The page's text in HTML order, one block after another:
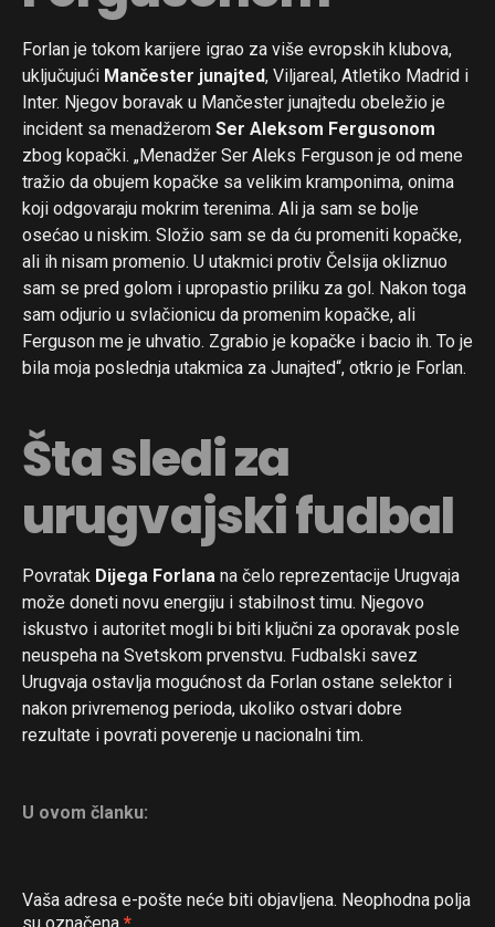
Forlan je tokom karijere igrao za više evropskih klubova,
uključujući Mančester junajted, Viljareal, Atletiko Madrid i
Inter. Njegov boravak u Mančester junajtedu obeležio je
incident sa menadžerom Ser Aleksom Fergusonom
zbog kopački. „Menadžer Ser Aleks Ferguson je od mene
tražio da obujem kopačke sa velikim kramponima, onima
koji odgovaraju mokrim terenima. Ali ja sam se bolje
osećao u niskim. Složio sam se da ću promeniti kopačke,
ali ih nisam promenio. U utakmici protiv Čelsija okliznuo
sam se pred golom i upropastio priliku za gol. Nakon toga
sam odjurio u svlačionicu da promenim kopačke, ali
Ferguson me je uhvatio. Zgrabio je kopačke i bacio ih. To je
bila moja poslednja utakmica za Junajted“, otkrio je Forlan.
Šta sledi za
urugvajski fudbal
Povratak Dijega Forlana na čelo reprezentacije Urugvaja
može doneti novu energiju i stabilnost timu. Njegovo
iskustvo i autoritet mogli bi biti ključni za oporavak posle
neuspeha na Svetskom prvenstvu. Fudbalski savez
Urugvaja ostavlja mogućnost da Forlan ostane selektor i
nakon privremenog perioda, ukoliko ostvari dobre
rezultate i povrati poverenje u nacionalni tim.
U ovom članku:
Vaša adresa e-pošte neće biti objavljena. Neophodna polja
Flipboard
Reddit
Pinterest
Whatsapp
Email